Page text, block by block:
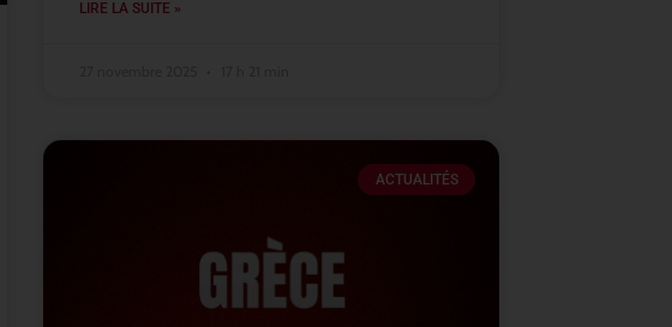
LIRE LA SUITE »
ACTUALITÉS